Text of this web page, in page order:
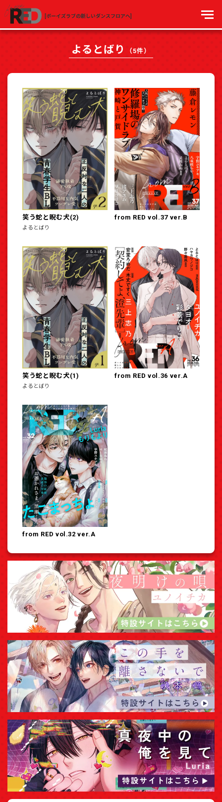
[ボーイズラブの新しいダンスフロアへ]
よるとばり （5件）
笑う蛇と睨む犬(2)
よるとばり
from RED vol.37 ver.B
笑う蛇と睨む犬(1)
よるとばり
from RED vol.36 ver.A
from RED vol.32 ver.A